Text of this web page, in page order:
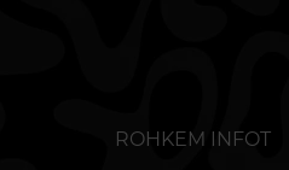
ROHKEM INFOT